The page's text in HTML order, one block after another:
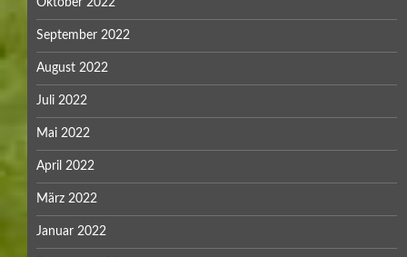
Oktober 2022
September 2022
August 2022
Juli 2022
Mai 2022
April 2022
März 2022
Januar 2022